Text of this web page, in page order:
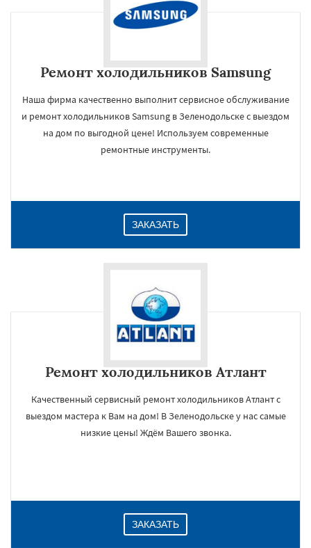
Ремонт холодильников Samsung
Наша фирма качественно выполнит сервисное обслуживание
и ремонт холодильников Samsung в Зеленодольске с выездом
на дом по выгодной цене! Используем современные
ремонтные инструменты.
ЗАКАЗАТЬ
Ремонт холодильников Атлант
Качественный сервисный ремонт холодильников Атлант с
выездом мастера к Вам на дом! В Зеленодольске у нас самые
низкие цены! Ждём Вашего звонка.
ЗАКАЗАТЬ